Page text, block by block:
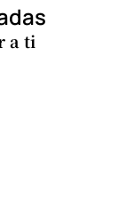
a ti